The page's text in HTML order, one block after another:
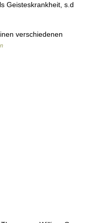
Geisteskrankheit, s.d
verschiedenen